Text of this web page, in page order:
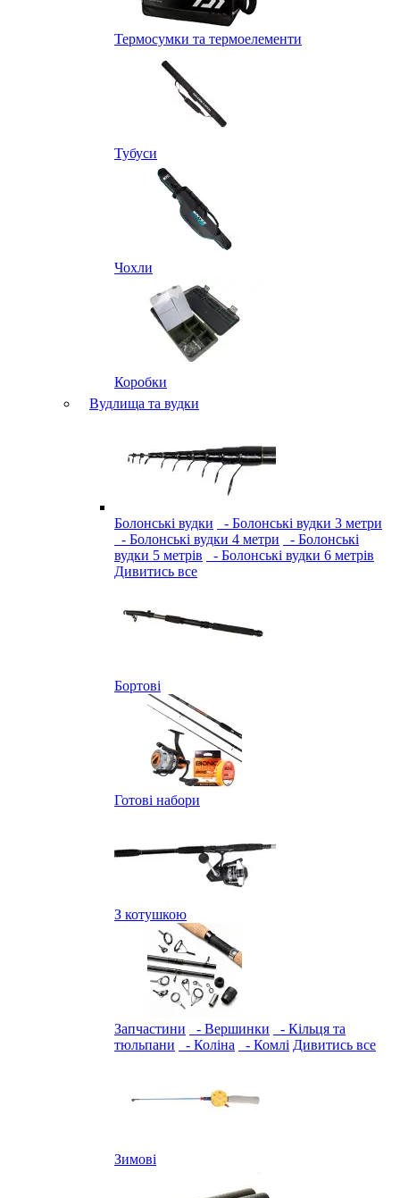
Термосумки та термоелементи
Тубуси
Чохли
Коробки
Вудлища та вудки
Болонські вудки
- Болонські вудки 3 метри
- Болонські вудки 4 метри
- Болонські
вудки 5 метрів
- Болонські вудки 6 метрів
Дивитись все
Бортові
Готові набори
З котушкою
Запчастини - Вершинки
- Кільця та
тюльпани
- Коліна - Комлі Дивитись все
Зимові